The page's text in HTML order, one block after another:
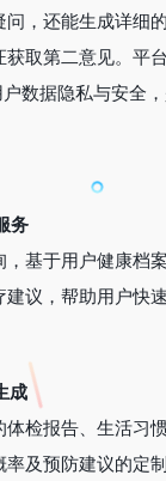
，还能生成详细
取第二意见。平
数据隐私与安全
务
基于用户健康档
建议，帮助用户快
成
检报告、生活习
及预防建议的定